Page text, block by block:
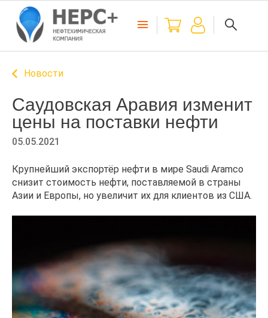
Новости
Саудовская Аравия изменит
цены на поставки нефти
05.05.2021
Крупнейший экспортёр нефти в мире Saudi Aramco
снизит стоимость нефти, поставляемой в страны
Азии и Европы, но увеличит их для клиентов из США.